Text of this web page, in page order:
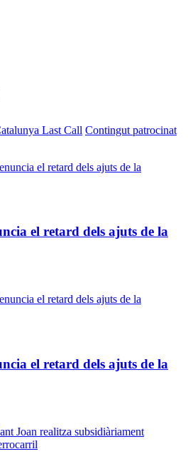
Last Call Contingut patrocinat
el retard dels ajuts de la
el retard dels ajuts de la